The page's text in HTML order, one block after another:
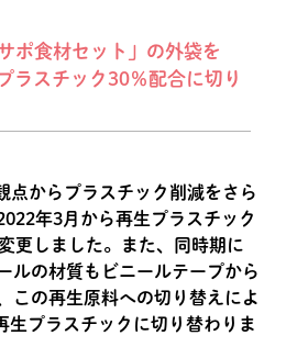
ポ食材セット」の外袋を
ラスチック30％配合に切り
点からプラスチック削減をさら
年3月から再生プラスチック
更しました。また、同時期に
ルの材質もビニールテープから
この再生原料への切り替えによ
生プラスチックに切り替わりま